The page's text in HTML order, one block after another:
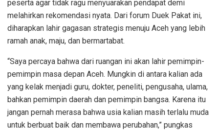
peserta agar tidak ragu menyuarakan pendapat demi
melahirkan rekomendasi nyata. Dari forum Duek Pakat ini,
diharapkan lahir gagasan strategis menuju Aceh yang lebih
ramah anak, maju, dan bermartabat.
“Saya percaya bahwa dari ruangan ini akan lahir pemimpin-
pemimpin masa depan Aceh. Mungkin di antara kalian ada
yang kelak menjadi guru, dokter, peneliti, pengusaha, ulama,
bahkan pemimpin daerah dan pemimpin bangsa. Karena itu
jangan pernah merasa bahwa usia kalian masih terlalu muda
untuk berbuat baik dan membawa perubahan,” pungkas